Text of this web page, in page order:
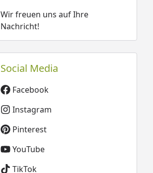
Wir freuen uns auf Ihre
Nachricht!
Social Media
Facebook
Instagram
Pinterest
YouTube
TikTok